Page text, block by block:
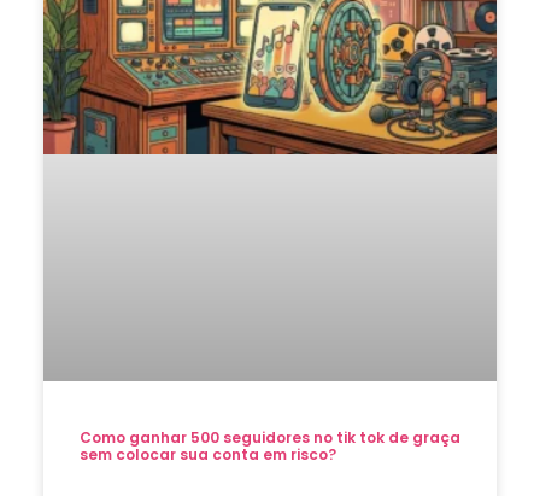
Como ganhar 500 seguidores no tik tok de graça
sem colocar sua conta em risco?